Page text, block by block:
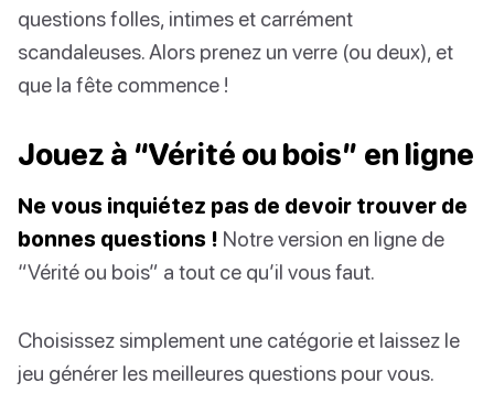
questions folles, intimes et carrément
scandaleuses. Alors prenez un verre (ou deux), et
que la fête commence !
Jouez à “Vérité ou bois” en ligne
Ne vous inquiétez pas de devoir trouver de
bonnes questions ! Notre version en ligne de
“Vérité ou bois” a tout ce qu’il vous faut.
Choisissez simplement une catégorie et laissez le
jeu générer les meilleures questions pour vous.